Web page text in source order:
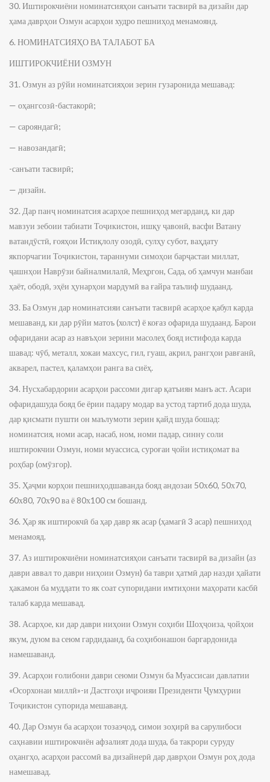
30. Иштирокчиёни номинатсияҳои санъати тасвирӣ ва дизайн дар
ҳама даврҳои Озмун асарҳои худро пешниҳод менамоянд.
6. НОМИНАТСИЯҲО ВА ТАЛАБОТ БА
ИШТИРОКЧИЁНИ ОЗМУН
31. Озмун аз рӯйи номинатсияҳои зерин гузаронида мешавад:
— оҳангсозӣ-бастакорӣ;
— сарояндагӣ;
— навозандагӣ;
-санъати тасвирӣ;
— дизайн.
32. Дар панҷ номинатсия асарҳое пешниҳод мегарданд, ки дар
мавзуи зебоии табиати Тоҷикистон, ишқу ҷавонӣ, васфи Ватану
ватандӯстӣ, ғояҳои Истиқлолу озодӣ, сулҳу субот, ваҳдату
якпорчагии Тоҷикистон, тараннуми симоҳои барҷастаи миллат,
ҷашнҳои Наврӯзи байналмилалӣ, Меҳргон, Сада, об ҳамчун манбаи
ҳаёт, ободӣ, эҳёи ҳунарҳои мардумӣ ва ғайра таълиф шудаанд.
33. Ба Озмун дар номинатсияи санъати тасвирӣ асарҳое қабул карда
мешаванд, ки дар рӯйи матоъ (холст) ё коғаз офарида шудаанд. Барои
офаридани асар аз навъҳои зерини масолеҳ бояд истифода карда
шавад: чӯб, металл, хокаи махсус, гил, гуаш, акрил, рангҳои равғанӣ,
акварел, пастел, қаламҳои ранга ва сиёҳ.
34. Нусхабардории асарҳои рассоми дигар қатъиян манъ аст. Асари
офаридашуда бояд бе ёрии падару модар ва устод тартиб дода шуда,
дар қисмати пушти он маълумоти зерин қайд шуда бошад:
номинатсия, номи асар, насаб, ном, номи падар, синну соли
иштирокчии Озмун, номи муассиса, суроғаи ҷойи истиқомат ва
роҳбар (омӯзгор).
35. Ҳаҷми корҳои пешниҳодшаванда бояд андозаи 50х60, 50х70,
60х80, 70х90 ва ё 80х100 см бошанд.
36. Ҳар як иштирокчӣ ба ҳар давр як асар (ҳамагӣ 3 асар) пешниҳод
менамояд.
37. Аз иштирокчиёни номинатсияҳои санъати тасвирӣ ва дизайн (аз
даври аввал то даври ниҳоии Озмун) ба таври ҳатмӣ дар назди ҳайати
ҳакамон ба муддати то як соат супоридани имтиҳони маҳорати касбӣ
талаб карда мешавад.
38. Асарҳое, ки дар даври ниҳоии Озмун соҳиби Шоҳҷоиза, ҷойҳои
якум, дуюм ва сеюм гардидаанд, ба соҳибонашон баргардонида
намешаванд.
39. Асарҳои ғолибони даври сеюми Озмун ба Муассисаи давлатии
«Осорхонаи миллӣ»-и Дастгоҳи иҷроияи Президенти Ҷумҳурии
Тоҷикистон супорида мешаванд.
40. Дар Озмун ба асарҳои тозаэҷод, симои зоҳирӣ ва сарулибоси
саҳнавии иштирокчиён афзалият дода шуда, ба такрори суруду
оҳангҳо, асарҳои рассомӣ ва дизайнерӣ дар даврҳои Озмун роҳ дода
намешавад.